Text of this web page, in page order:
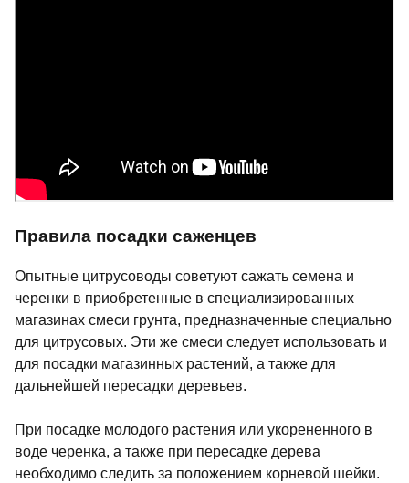
Правила посадки саженцев
Опытные цитрусоводы советуют сажать семена и
черенки в приобретенные в специализированных
магазинах смеси грунта, предназначенные специально
для цитрусовых. Эти же смеси следует использовать и
для посадки магазинных растений, а также для
дальнейшей пересадки деревьев.
При посадке молодого растения или укорененного в
воде черенка, а также при пересадке дерева
необходимо следить за положением корневой шейки.